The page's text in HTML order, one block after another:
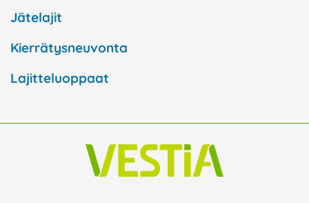
Jätelajit
Kierrätysneuvonta
Lajitteluoppaat